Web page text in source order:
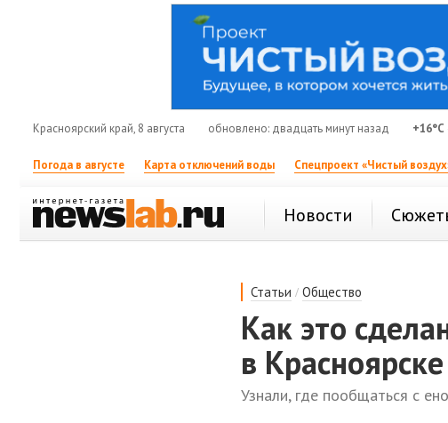
Красноярский край, 8 августа обновлено: двадцать минут назад +16°C
Погода в августе Карта отключений воды Спецпроект «Чистый
Новости
Статьи /Общество
Как это
в Красноярске
Узнали, где пообщаться с